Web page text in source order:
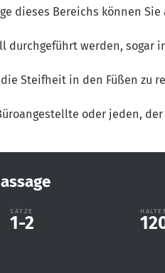
dieses Bereichs können
durchgeführt werden,
Steifheit in den Füßen zu
oder jeden,
SÄTZE
1-2